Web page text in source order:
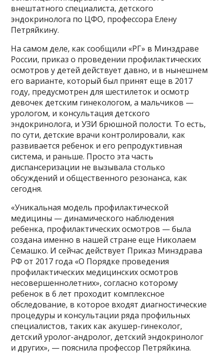
внештатного специалиста, детского
эндокринолога по ЦФО, профессора Елену
Петряйкину.
На самом деле, как сообщили «РГ» в Минздраве
России, приказ о проведении профилактических
осмотров у детей действует давно, и в нынешнем
его варианте, который был принят еще в 2017
году, предусмотрен для шестилеток и осмотр
девочек детским гинекологом, а мальчиков —
урологом, и консультация детского
эндокринолога, и УЗИ брюшной полости. То есть,
по сути, детские врачи контролировали, как
развивается ребенок и его репродуктивная
система, и раньше. Просто эта часть
диспансеризации не вызывала столько
обсуждений и общественного резонанса, как
сегодня.
«Уникальная модель профилактической
медицины — динамического наблюдения
ребенка, профилактических осмотров — была
создана именно в нашей стране еще Николаем
Семашко. И сейчас действует Приказ Минздрава
РФ от 2017 года «О Порядке проведения
профилактических медицинских осмотров
несовершеннолетних», согласно которому
ребенок в 6 лет проходит комплексное
обследование, в которое входят диагностические
процедуры и консультации ряда профильных
специалистов, таких как акушер-гинеколог,
детский уролог-андролог, детский эндокринолог
и других», — пояснила профессор Петряйкина.